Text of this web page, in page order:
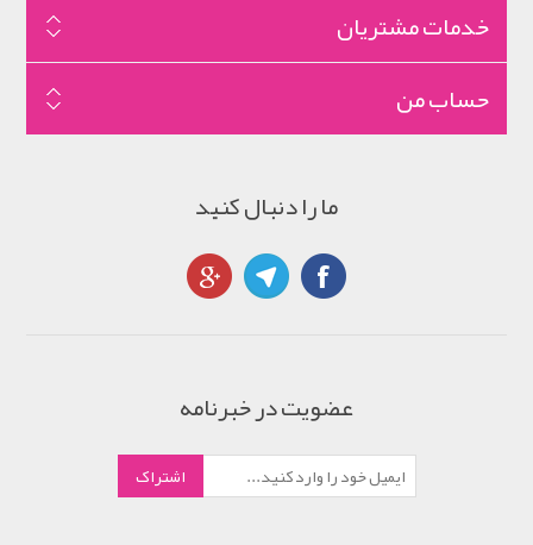
خدمات مشتریان
حساب من
ما را دنبال کنید
عضویت در خبرنامه